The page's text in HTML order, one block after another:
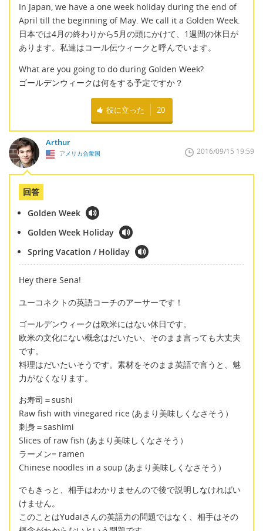
In Japan, we have a one week holiday during the end of
April till the beginning of May. We call it a Golden Week.
日本では4月の終わりから5月の頭にかけて、1週間の休日が
あります。私達はコール伝ウィークと呼んでいます。
What are you going to do during Golden Week?
ゴールデンウィークは何をする予定ですか？
役に立った 20
Arthur
アメリカ合衆国 2016/09/15 19:59
回答
Golden Week
Golden Week Holiday
Spring Vacation / Holiday
Hey there Sena!
ユーコネクトの英語コーチのアーサーです！
ゴールデンウィークは欧米にはない休日です。
欧米の文化にない概念はだいたい、そのまま言っても大丈夫
です。
料理はだいたいそうです。素材をそのまま英語で言うと、魅
力がなくなります。
お寿司＝sushi
Raw fish with vinegared rice (あまり美味しくなさそう）
刺身＝sashimi
Slices of raw fish (あまり美味しくなさそう）
ラーメン= ramen
Chinese noodles in a soup (あまり美味しくなさそう）
でもきっと、相手はわかりませんので後で説明しなければい
けません。
このことはYudaiさんの英語力の問題ではなく、相手はその